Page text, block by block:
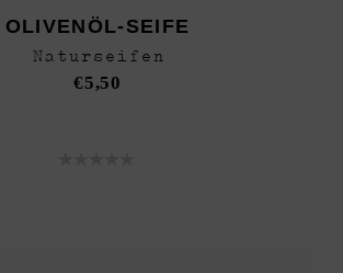
OLIVENÖL-SEIFE
Naturseifen
€5,50